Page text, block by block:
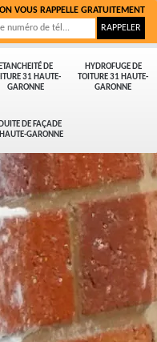
ETANCHEITÉ DE
31 HAUTE-
GARONNE
HYDROFUGE DE
TOITURE 31 HAUTE-
GARONNE
DE FAÇADE
GARONNE
ON VOUS RAPPELLE GRATUITEMENT